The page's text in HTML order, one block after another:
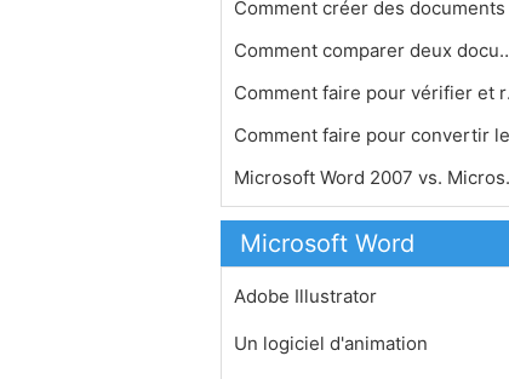
Comment
Microsoft Word
Adobe Illustrator
Un logiciel d'animation